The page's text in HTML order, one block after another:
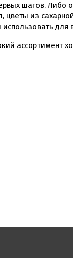
шагов.
из
для
ассортимент